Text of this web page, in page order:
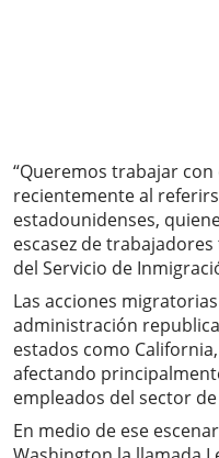
“Queremos trabajar con
recientemente al
estadounidenses,
escasez de
del Servicio de
Las acciones
administración
estados como
afectando
empleados del sector
En medio de ese